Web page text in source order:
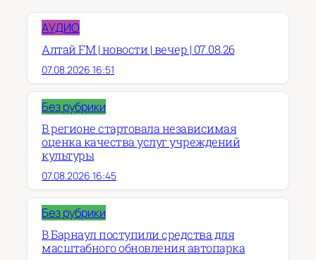
АУДИО
Алтай FM | новости | вечер | 07.08.26
07.08.2026 16:51
Без рубрики
В регионе стартовала независимая
оценка качества услуг учреждений
культуры
07.08.2026 16:45
Без рубрики
В Барнаул поступили средства для
масштабного обновления автопарка